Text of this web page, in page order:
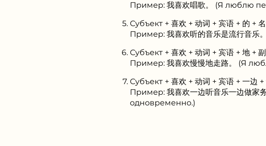
Пример: 我喜欢唱歌。 (Я люблю
Субъект + 喜欢 + 动词 + 宾语 + 的 +
Пример: 我喜欢听的音乐是流行音
Субъект + 喜欢 + 动词 + 宾语 + 地 +
Пример: 我喜欢慢慢地走路。 (Я
Субъект + 喜欢 + 动词 + 宾语 + 一边 +
Пример: 我喜欢一边听音乐一边做
одновременно.)